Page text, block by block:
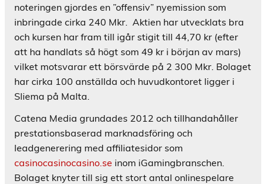
noteringen gjordes en ”offensiv” nyemission som
inbringade cirka 240 Mkr. Aktien har utvecklats bra
och kursen har fram till igår stigit till 44,70 kr (efter
att ha handlats så högt som 49 kr i början av mars)
vilket motsvarar ett börsvärde på 2 300 Mkr. Bolaget
har cirka 100 anställda och huvudkontoret ligger i
Sliema på Malta.
Catena Media grundades 2012 och tillhandahåller
prestationsbaserad marknadsföring och
leadgenerering med affiliatesidor som
casinocasinocasino.se inom iGamingbranschen.
Bolaget knyter till sig ett stort antal onlinespelare